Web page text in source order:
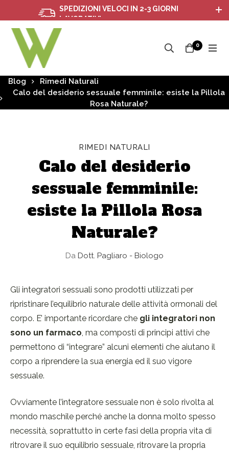
SPEDIZIONI VELOCI IN 2-3 GIORNI
LAVORATIVI
0
Blog
Rimedi Naturali
Calo del desiderio sessuale femminile: esiste la Pillola
Rosa Naturale?
RIMEDI NATURALI
Calo del desiderio
sessuale femminile:
esiste la Pillola Rosa
Naturale?
Da Dott. Pagliaro - Biologo
Gli integratori sessuali sono prodotti utilizzati per
ripristinare l’equilibrio naturale delle attività ormonali del
corpo. E’ importante ricordare che gli integratori non
sono un farmaco, ma composti di principi attivi che
permettono di “integrare” alcuni elementi che aiutano il
corpo a riprendere la sua energia ed il suo vigore
sessuale.
Ovviamente l’integratore sessuale non è solo rivolta al
mondo maschile perché anche la donna molto spesso
necessità, soprattutto in certe fasi della propria vita di
ritrovare il suo equilibrio sessuale, ritrovare la propria